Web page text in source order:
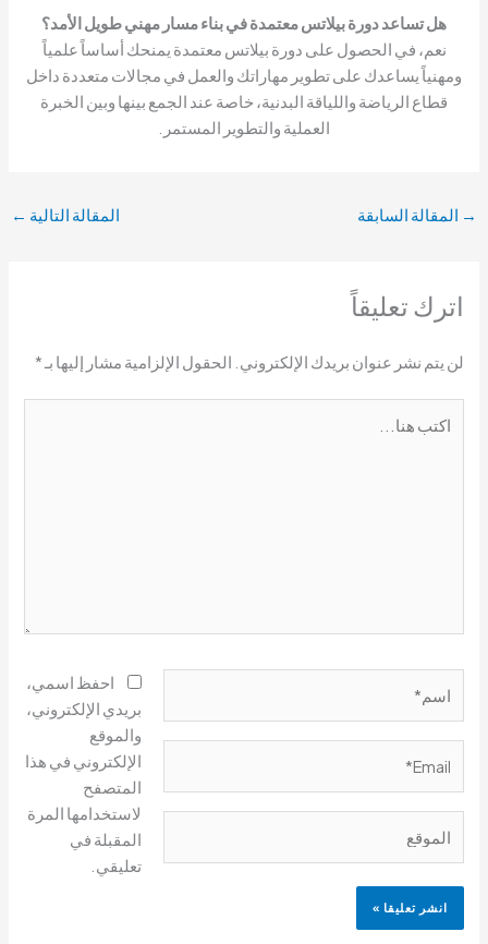
هل تساعد دورة بيلاتس معتمدة في بناء مسار مهني طويل الأمد؟
نعم، في الحصول على دورة بيلاتس معتمدة يمنحك أساساً علمياً
ومهنياً يساعدك على تطوير مهاراتك والعمل في مجالات متعددة داخل
قطاع الرياضة واللياقة البدنية، خاصة عند الجمع بينها وبين الخبرة
العملية والتطوير المستمر.
→ المقالة السابقة المقالة التالية ←
اترك تعليقاً
لن يتم نشر عنوان بريدك الإلكتروني. الحقول الإلزامية مشار إليها بـ*
هنا...
احفظ اسمي،
بريدي الإلكتروني،
والموقع
الإلكتروني في هذا
المتصفح
لاستخدامها المرة
المقبلة في
تعليقي.